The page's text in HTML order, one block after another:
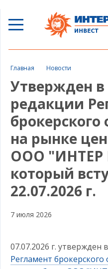
Главная Новости
Утвержден в
редакции
на рынке
ООО "ИНТЕР
который
22.07.2026 г.
7 июля 2026
07.07.2026 г.
Регламент